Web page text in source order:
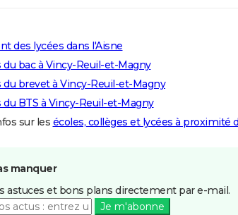
des lycées dans l'Aisne
du bac à Vincy-Reuil-et-Magny
du brevet à Vincy-Reuil-et-Magny
du BTS à Vincy-Reuil-et-Magny
sur les écoles, collèges et lycées à proximité
manquer
astuces et bons plans directement par e-mail.
Je m'abonne